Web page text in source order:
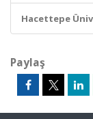
Hacettepe
Paylaş